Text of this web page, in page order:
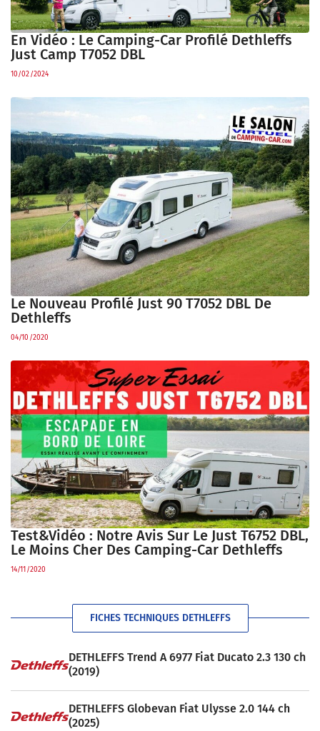
En Vidéo : Le Camping-Car Profilé Dethleffs
Just Camp T7052 DBL
10/02/2024
Le Nouveau Profilé Just 90 T7052 DBL De
Dethleffs
04/10/2020
Test&Vidéo : Notre Avis Sur Le Just T6752 DBL,
Le Moins Cher Des Camping-Car Dethleffs
14/11/2020
FICHES TECHNIQUES DETHLEFFS
DETHLEFFS Trend A 6977 Fiat Ducato 2.3 130 ch
(2019)
DETHLEFFS Globevan Fiat Ulysse 2.0 144 ch
(2025)